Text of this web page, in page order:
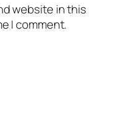
website in this
I comment.